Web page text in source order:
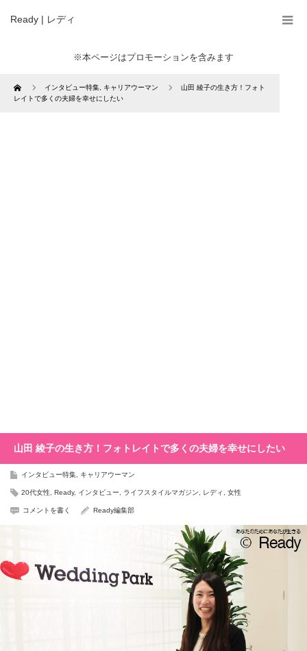
Ready | レディ
※本ページはプロモーションを含みます
Home インタビュー特集 キャリアウーマン
山田 綾子の生き方！フォト
レイトで多くの夫婦を幸せにしたい
山田 綾子の生き方！フォトレイトで多くの夫婦を幸せにしたい
インタビュー特集 キャリアウーマン
20代女性 Ready, インタビュー ライフスタイルマガジン レディ 女性
コメントを書く Ready編集部